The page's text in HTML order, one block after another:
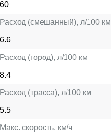
60
Расход (смешанный), л/100 км
6.6
Расход (город), л/100 км
8.4
Расход (трасса), л/100 км
5.5
Макс. скорость, км/ч